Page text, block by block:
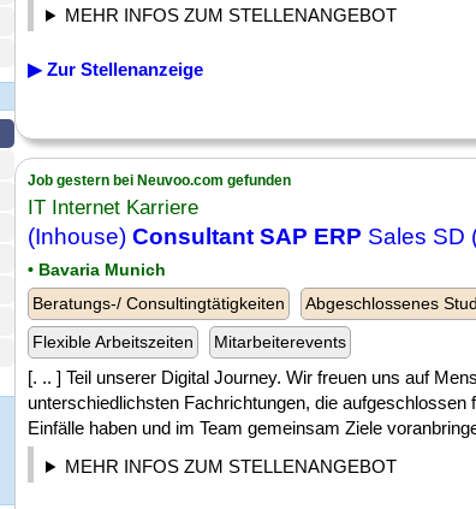
MEHR INFOS ZUM STELLENANGEBOT
▶ Zur Stellenanzeige
Job gestern bei Neuvoo.com gefunden
IT Internet Karriere
(Inhouse) Consultant SAP ERP Sales SD
• Bavaria Munich
Beratungs-/ Consultingtätigkeiten
Abgeschlossenes
Flexible Arbeitszeiten
Mitarbeiterevents
[. .. ] Teil unserer Digital Journey. Wir freuen uns auf
unterschiedlichsten Fachrichtungen, die aufgeschlossen
Einfälle haben und im Team gemeinsam Ziele
MEHR INFOS ZUM STELLENANGEBOT